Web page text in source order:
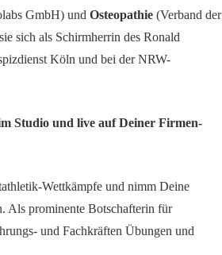
GmbH) und Osteopathie(Verband der
sich als Schirmherrin des Ronald
Köln und bei der NRW-
Studio und live auf Deiner Firmen-
Wettkämpfe und nimm Deine
Als prominente Botschafterin für
und Fachkräften Übungen und